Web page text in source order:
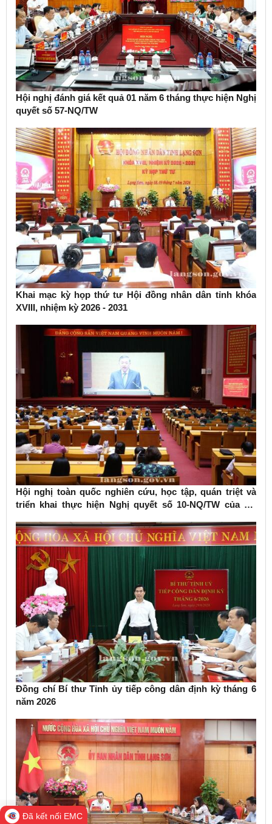
Hội nghị đánh giá kết quả 01 năm 6 tháng thực hiện Nghị
quyết số 57-NQ/TW
Khai mạc kỳ họp thứ tư Hội đồng nhân dân tỉnh khóa
XVIII, nhiệm kỳ 2026 - 2031
Hội nghị toàn quốc nghiên cứu, học tập, quán triệt và
triển khai thực hiện Nghị quyết số 10-NQ/TW của Bộ
Đồng chí Bí thư Tỉnh ủy tiếp công dân định kỳ tháng 6
năm 2026
Đã kết nối EMC